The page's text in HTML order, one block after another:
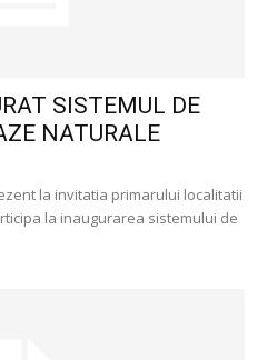
SISTEMUL DE
NATURALE
la invitatia primarului localitatii
la inaugurarea sistemului de